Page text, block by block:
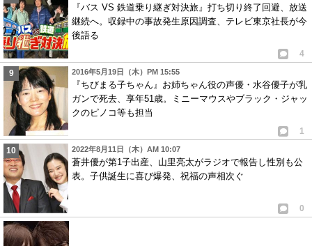
『バス VS 鉄道乗り継ぎ対決旅』打ち切り終了回避、放送
継続へ。収録中の事故発生原因調査、テレビ東京社長が今
後語る
4
2016年5月19日（木）PM 15:55
『ちびまる子ちゃん』お姉ちゃん役の声優・水谷優子が乳
ガンで死去、享年51歳。ミニーマウスやブラック・ジャッ
クのピノコ等も担当
1
2022年8月11日（木）AM 10:07
蒼井優が第1子出産、山里亮太がラジオで報告し性別も公
表。子供誕生に喜び爆発、祝福の声相次ぐ
0